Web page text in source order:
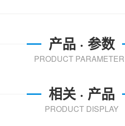
产品 · 参数
PRODUCT
相关 · 产品
PRODUCT DISPLAY